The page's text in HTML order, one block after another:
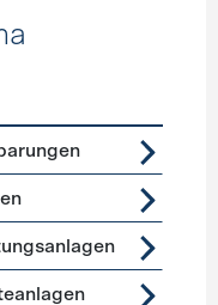
Klima